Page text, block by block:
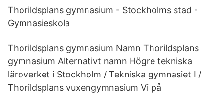
Thorildsplans gymnasium - Stockholms stad -
Gymnasieskola
Thorildsplans gymnasium Namn Thorildsplans
gymnasium Alternativt namn Högre tekniska
läroverket i Stockholm / Tekniska gymnasiet I /
Thorildsplans vuxengymnasium Vi på